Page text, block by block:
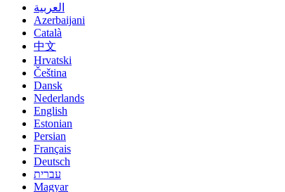
العربية
Azerbaijani
Català
中文
Hrvatski
Čeština
Dansk
Nederlands
English
Estonian
Persian
Français
Deutsch
עברית
Magyar